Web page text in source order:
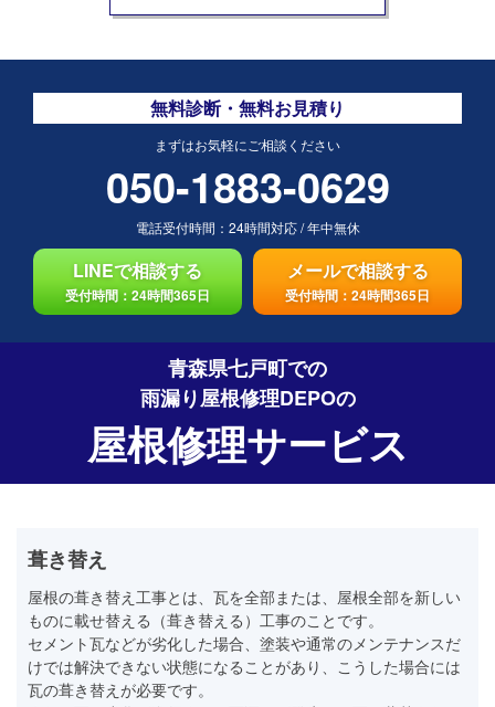
無料診断・無料お見積り
まずはお気軽にご相談ください
050-1883-0629
電話受付時間： 24時間対応/年中無休
LINEで相談する
受付時間：24時間365日
メールで相談する
受付時間：24時間365日
青森県七戸町での
雨漏り屋根修理DEPOの
屋根修理サービス
葺き替え
屋根の葺き替え工事とは、瓦を全部または、屋根全部を新しい
ものに載せ替える（葺き替える）工事のことです。
セメント瓦などが劣化した場合、塗装や通常のメンテナンスだ
けでは解決できない状態になることがあり、こうした場合には
瓦の葺き替えが必要です。